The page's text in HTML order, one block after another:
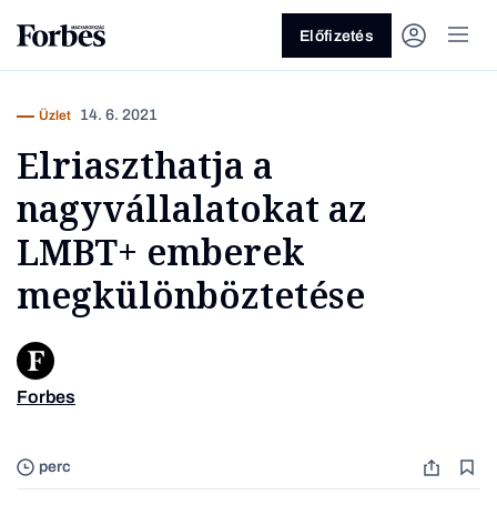
Vagy fedezze fel a következő
Előfizetés
perc
Üzlet 14. 6. 2021
Elriaszthatja a
nagyvállalatokat az
LMBT+ emberek
megkülönböztetése
Forbes